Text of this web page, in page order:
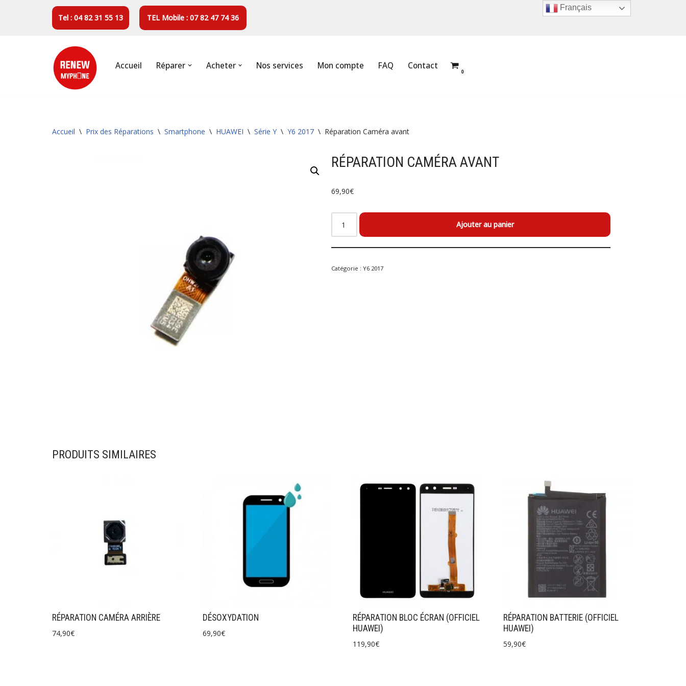
Tel : 04 82 31 55 13 TEL Mobile : 07 82 47 74 36
Accueil Réparer Acheter Nos services Mon compte FAQ Contact
0
Accueil \ Prix des Réparations \ Smartphone \ HUAWEI \ Série Y \ Y6 2017 \ Réparation Caméra avant
RÉPARATION CAMÉRA AVANT
69,90€
Ajouter au panier
Catégorie :Y6 2017
PRODUITS SIMILAIRES
RÉPARATION CAMÉRA ARRIÈRE
74,90€
DÉSOXYDATION
69,90€
RÉPARATION BLOC ÉCRAN (OFFICIEL
HUAWEI)
119,90€
RÉPARATION BATTERIE (OFFICIEL
HUAWEI)
59,90€
Français